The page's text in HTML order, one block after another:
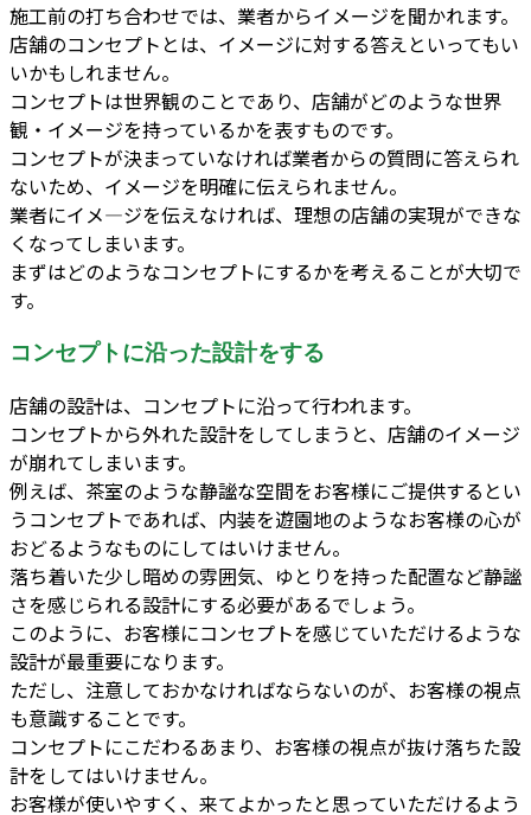
施工前の打ち合わせでは、業者からイメージを聞かれます。
店舗のコンセプトとは、イメージに対する答えといってもい
いかもしれません。
コンセプトは世界観のことであり、店舗がどのような世界
観・イメージを持っているかを表すものです。
コンセプトが決まっていなければ業者からの質問に答えられ
ないため、イメージを明確に伝えられません。
業者にイメ―ジを伝えなければ、理想の店舗の実現ができな
くなってしまいます。
まずはどのようなコンセプトにするかを考えることが大切で
す。
コンセプトに沿った設計をする
店舗の設計は、コンセプトに沿って行われます。
コンセプトから外れた設計をしてしまうと、店舗のイメージ
が崩れてしまいます。
例えば、茶室のような静謐な空間をお客様にご提供するとい
うコンセプトであれば、内装を遊園地のようなお客様の心が
おどるようなものにしてはいけません。
落ち着いた少し暗めの雰囲気、ゆとりを持った配置など静謐
さを感じられる設計にする必要があるでしょう。
このように、お客様にコンセプトを感じていただけるような
設計が最重要になります。
ただし、注意しておかなければならないのが、お客様の視点
も意識することです。
コンセプトにこだわるあまり、お客様の視点が抜け落ちた設
計をしてはいけません。
お客様が使いやすく、来てよかったと思っていただけるよう